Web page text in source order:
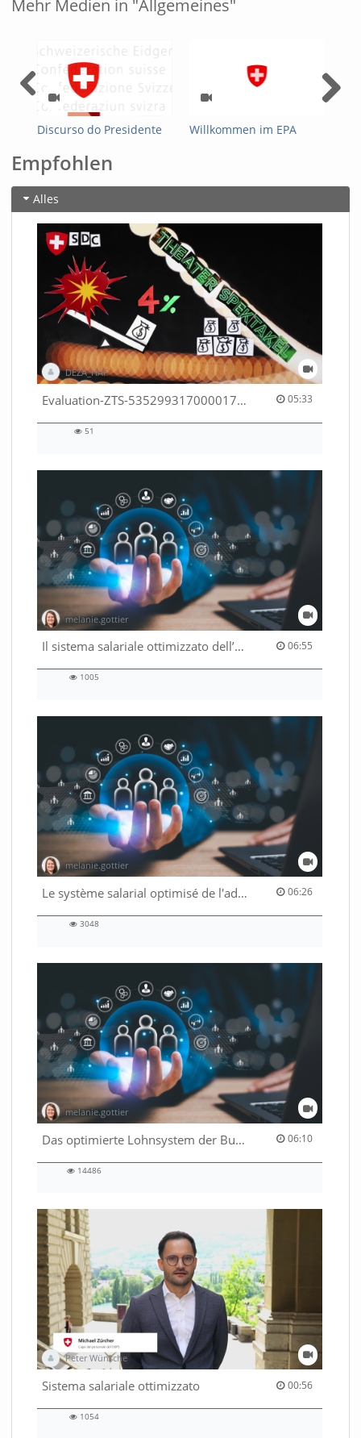
Mehr Medien in "Allgemeines"
Discurso do Presidente
Guy Parmelin, dirigido
aos suíços no
estrangeiro para a Festa
Nacional Suíça 2026
Willkommen im EPA
Empfohlen
Alles
DEZA_HAF
Evaluation-ZTS-53529931700001791 05:33
05:33 duration
51
melanie.gottier
Il sistema salariale ottimizzato dell’Amministrazione federale 06:55
06:55 duration
1005
melanie.gottier
Le système salarial optimisé de l'administration fédérale 06:26
06:26 duration
3048
melanie.gottier
Das optimierte Lohnsystem der Bundesverwaltung 06:10
06:10 duration
14486
Peter Wünsche
Sistema salariale ottimizzato 00:56
00:56 duration
1054